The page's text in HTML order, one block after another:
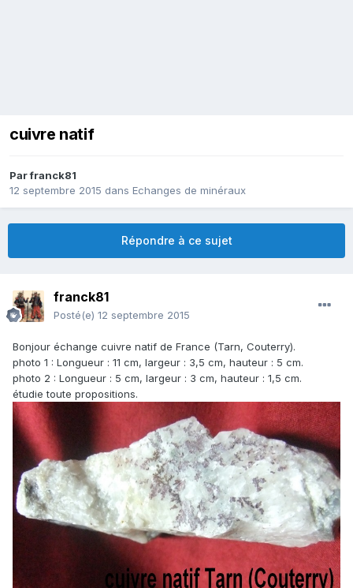
cuivre natif
Parfranck81
12 septembre 2015 dans Echanges de minéraux
Répondre à ce sujet
franck81
Posté(e) 12 septembre 2015
Bonjour échange cuivre natif de France (Tarn, Couterry).
photo 1 : Longueur : 11 cm, largeur : 3,5 cm, hauteur : 5 cm.
photo 2 : Longueur : 5 cm, largeur : 3 cm, hauteur : 1,5 cm.
étudie toute propositions.